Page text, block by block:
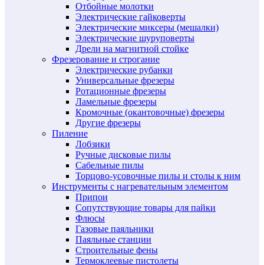
Отбойные молотки
Электрические гайковерты
Электрические миксеры (мешалки)
Электрические шуруповерты
Дрели на магнитной стойке
Фрезерование и строгание
Электрические рубанки
Универсальные фрезеры
Ротационные фрезеры
Ламельные фрезеры
Кромочные (окантовочные) фрезеры
Другие фрезеры
Пиление
Лобзики
Ручные дисковые пилы
Сабельные пилы
Торцово-усовочные пилы и столы к ним
Инструменты с нагревательным элементом
Припои
Сопутствующие товары для пайки
Флюсы
Газовые паяльники
Паяльные станции
Строительные фены
Термоклеевые пистолеты